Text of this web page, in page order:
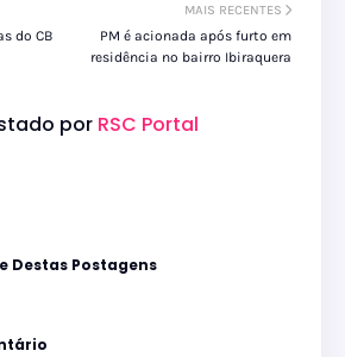
MAIS RECENTES
PM é acionada após furto em
residência no bairro Ibiraquera
do CB
por RSC Portal
Destas Postagens